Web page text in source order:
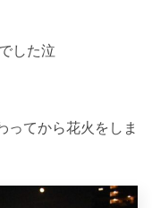
でした泣
ってから花火をしま